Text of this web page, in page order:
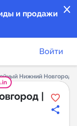
close
и продажи
Войти
Нижний Новгород
|